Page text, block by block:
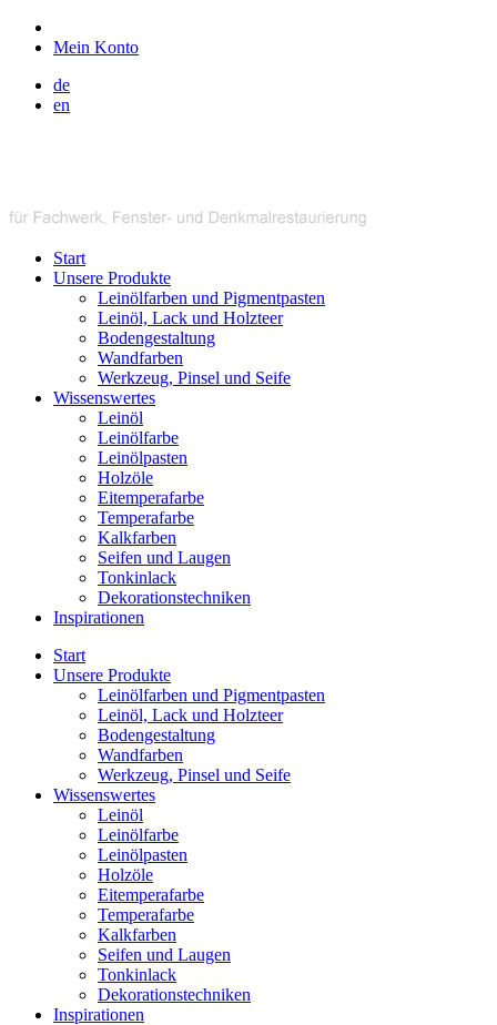
Mein Konto
de
en
Start
Unsere Produkte
Leinölfarben und Pigmentpasten
Leinöl, Lack und Holzteer
Bodengestaltung
Wandfarben
Werkzeug, Pinsel und Seife
Wissenswertes
Leinöl
Leinölfarbe
Leinölpasten
Holzöle
Eitemperafarbe
Temperafarbe
Kalkfarben
Seifen und Laugen
Tonkinlack
Dekorationstechniken
Inspirationen
Start
Unsere Produkte
Leinölfarben und Pigmentpasten
Leinöl, Lack und Holzteer
Bodengestaltung
Wandfarben
Werkzeug, Pinsel und Seife
Wissenswertes
Leinöl
Leinölfarbe
Leinölpasten
Holzöle
Eitemperafarbe
Temperafarbe
Kalkfarben
Seifen und Laugen
Tonkinlack
Dekorationstechniken
Inspirationen